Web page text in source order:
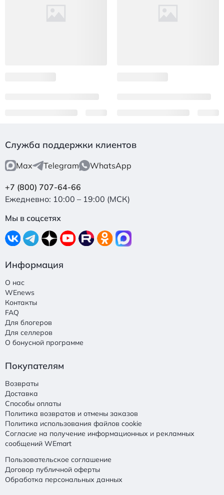
Служба поддержки клиентов
Max Telegram WhatsApp
+7 (800) 707-64-66
Ежедневно: 10:00 – 19:00 (МСК)
Мы в соцсетях
Информация
О нас
WEnews
Контакты
FAQ
Для блогеров
Для селлеров
О бонусной программе
Покупателям
Возвраты
Доставка
Способы оплаты
Политика возвратов и отмены заказов
Политика использования файлов cookie
Согласие на получение информационных и рекламных
сообщений WEmart
Пользовательское соглашение
Договор публичной оферты
Обработка персональных данных